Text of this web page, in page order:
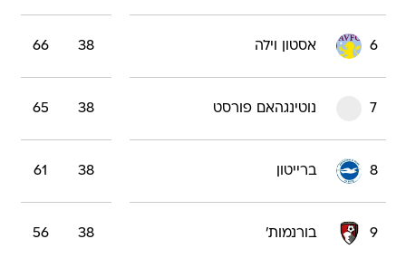
6 אסטון וילה 38
66
7 נוטינגהאם פורסט 38
65
8 ברייטון 38
61
9 בורנמות' 38
56